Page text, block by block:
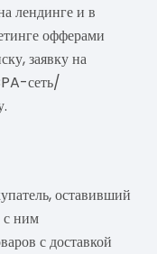
лендинге и в
офферами
заявку на
сеть/
оставивший
с ним
с доставкой